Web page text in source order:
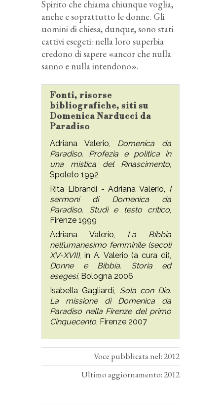
Spirito che chiama chiunque voglia,
anche e soprattutto le donne. Gli
uomini di chiesa, dunque, sono stati
cattivi esegeti: nella loro superbia
credono di sapere «ancor che nulla
sanno e nulla intendono».
Fonti, risorse
bibliografiche, siti su
Domenica Narducci da
Paradiso
Adriana Valerio, Domenica da
Paradiso. Profezia e politica in
una mistica del Rinascimento
Spoleto 1992
Rita Librandi - Adriana Valerio, I
sermoni di Domenica da
Paradiso. Studi e testo critico
Firenze 1999
Adriana Valerio, La Bibbia
nell’umanesimo femminile (secoli
XV-XVII), in A. Valerio (a cura di),
Donne e Bibbia. Storia ed
esegesi, Bologna 2006
Isabella Gagliardi, Sola con Dio.
La missione di Domenica da
Paradiso nella Firenze del primo
Cinquecento , Firenze 2007
Voce pubblicata nel: 2012
Ultimo aggiornamento: 2012